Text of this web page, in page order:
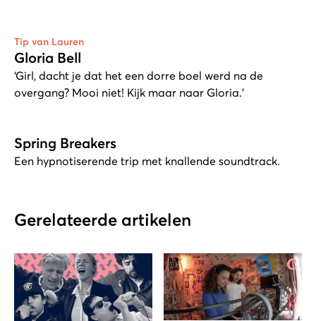
Tip van Lauren
Gloria Bell
‘Girl, dacht je dat het een dorre boel werd na de
overgang? Mooi niet! Kijk maar naar Gloria.’
Spring Breakers
Een hypnotiserende trip met knallende soundtrack.
Gerelateerde artikelen